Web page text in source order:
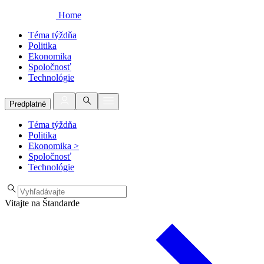
Home
Téma týždňa
Politika
Ekonomika
Spoločnosť
Technológie
Predplatné
Téma týždňa
Politika
Ekonomika >
Spoločnosť
Technológie
Vitajte na Štandarde